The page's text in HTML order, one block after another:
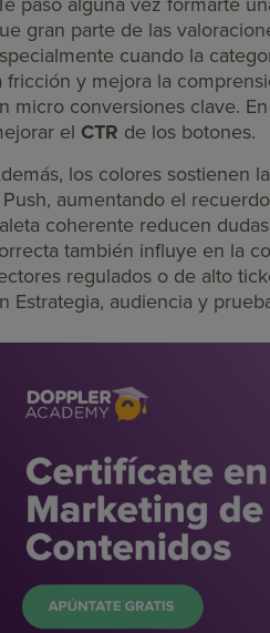
gran parte de las
cuando la
fricción y mejora la
micro conversiones clave.
el CTR de los botones.
los colores sostienen
aumentando el
coherente reducen
también influye en la
regulados o de alto
Estrategia, audiencia y